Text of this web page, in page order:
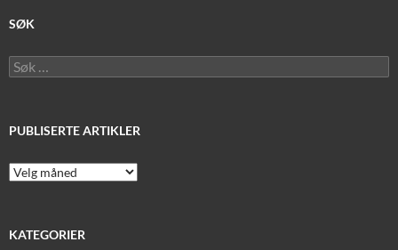
SØK
Søk
etter:
PUBLISERTE ARTIKLER
Publiserte
artikler
KATEGORIER